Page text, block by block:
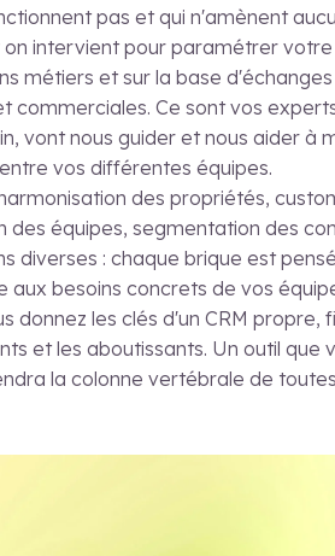
pas et qui n'amènent
intervient pour paramétrer
métiers et sur la base
commerciales. Ce sont vos
vont nous guider et nous aider à
vos différentes équipes.
des propriétés,
des équipes, segmentation des
diverses : chaque brique est
besoins concrets de vos
donnez les clés d'un CRM propre,
et les aboutissants. Un outil que
la colonne vertébrale de